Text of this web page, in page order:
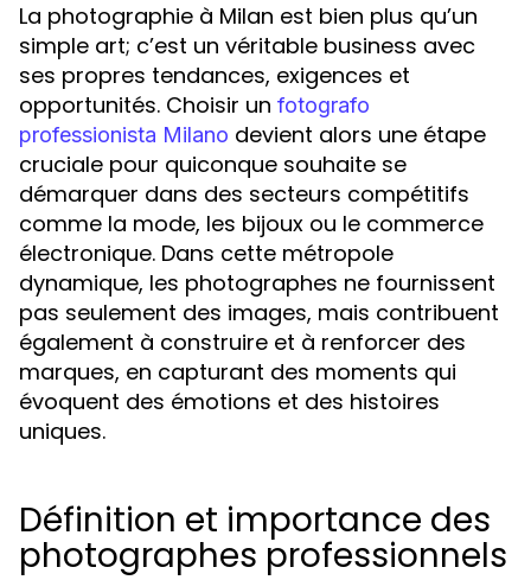
La photographie à Milan est bien plus qu’un
simple art; c’est un véritable business avec
ses propres tendances, exigences et
opportunités. Choisir un fotografo
professionista Milano devient alors une étape
cruciale pour quiconque souhaite se
démarquer dans des secteurs compétitifs
comme la mode, les bijoux ou le commerce
électronique. Dans cette métropole
dynamique, les photographes ne fournissent
pas seulement des images, mais contribuent
également à construire et à renforcer des
marques, en capturant des moments qui
évoquent des émotions et des histoires
uniques.
Définition et importance des
photographes professionnels